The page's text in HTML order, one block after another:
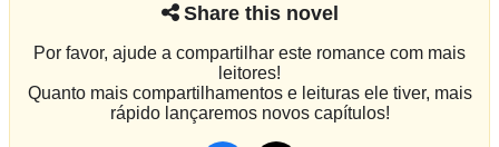
Share this novel
Por favor, ajude a compartilhar este romance com mais
leitores!
Quanto mais compartilhamentos e leituras ele tiver, mais
rápido lançaremos novos capítulos!